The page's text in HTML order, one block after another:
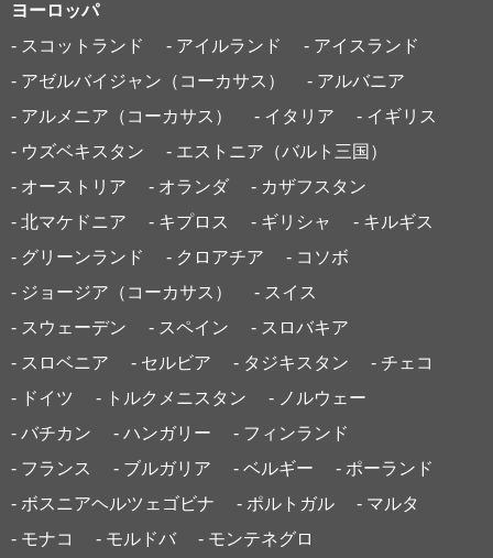
ヨーロッパ
- スコットランド
- アイルランド
- アイスランド
- アゼルバイジャン（コーカサス）
- アルバニア
- アルメニア（コーカサス）
- イタリア
- イギリス
- ウズベキスタン
- エストニア（バルト三国）
- オーストリア
- オランダ
- カザフスタン
- 北マケドニア
- キプロス - ギリシャ
- キルギス
- グリーンランド
- クロアチア
- コソボ
- ジョージア（コーカサス）
- スイス
- スウェーデン
- スペイン
- スロバキア
- スロベニア
- セルビア - タジキスタン
- チェコ
- ドイツ
- トルクメニスタン
- ノルウェー
- バチカン
- ハンガリー
- フィンランド
- フランス
- ブルガリア - ベルギー
- ポーランド
- ボスニアヘルツェゴビナ
- ポルトガル
- マルタ
- モナコ
- モルドバ
- モンテネグロ